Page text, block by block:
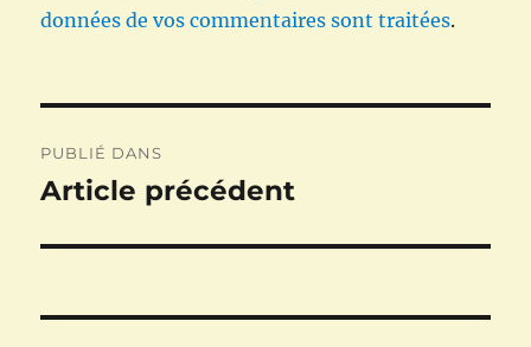
données de vos commentaires sont traitées.
de
PUBLIÉ DANS
Article précédent